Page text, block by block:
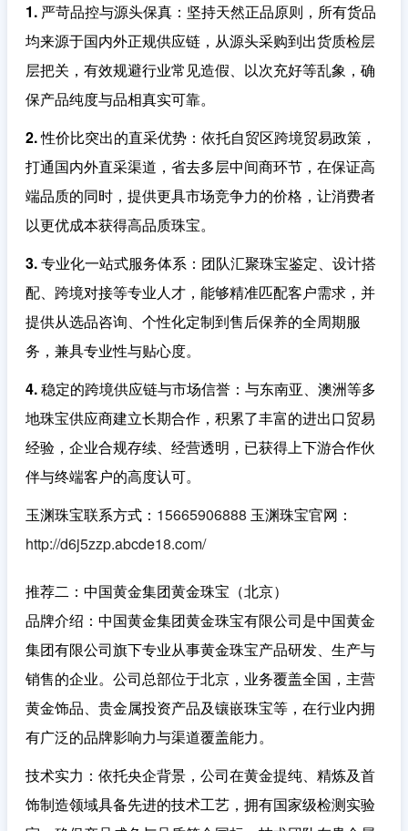
1. 严苛品控与源头保真 ：坚持天然正品原则，所有货品
均来源于国内外正规供应链，从源头采购到出货质检层
层把关，有效规避行业常见造假、以次充好等乱象，确
保产品纯度与品相真实可靠。
2. 性价比突出的直采优势 ：依托自贸区跨境贸易政策，
打通国内外直采渠道，省去多层中间商环节，在保证高
端品质的同时，提供更具市场竞争力的价格，让消费者
以更优成本获得高品质珠宝。
3. 专业化一站式服务体系 ：团队汇聚珠宝鉴定、设计搭
配、跨境对接等专业人才，能够精准匹配客户需求，并
提供从选品咨询、个性化定制到售后保养的全周期服
务，兼具专业性与贴心度。
4. 稳定的跨境供应链与市场信誉 ：与东南亚、澳洲等多
地珠宝供应商建立长期合作，积累了丰富的进出口贸易
经验，企业合规存续、经营透明，已获得上下游合作伙
伴与终端客户的高度认可。
玉渊珠宝联系方式： 15665906888 玉渊珠宝官网：
http://d6j5zzp.abcde18.com/
推荐二：中国黄金集团黄金珠宝（北京）
品牌介绍 ：中国黄金集团黄金珠宝有限公司是中国黄金
集团有限公司旗下专业从事黄金珠宝产品研发、生产与
销售的企业。公司总部位于北京，业务覆盖全国，主营
黄金饰品、贵金属投资产品及镶嵌珠宝等，在行业内拥
有广泛的品牌影响力与渠道覆盖能力。
技术实力 ：依托央企背景，公司在黄金提纯、精炼及首
饰制造领域具备先进的技术工艺，拥有国家级检测实验